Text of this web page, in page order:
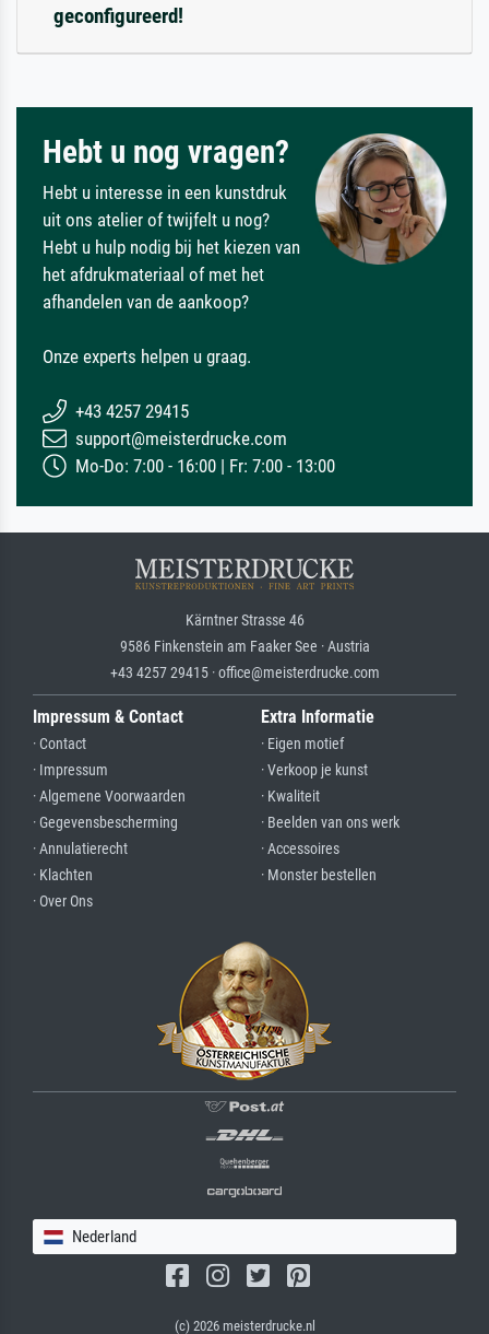
geconfigureerd!
Hebt u nog vragen?
Hebt u interesse in een kunstdruk
uit ons atelier of twijfelt u nog?
Hebt u hulp nodig bij het kiezen van
het afdrukmateriaal of met het
afhandelen van de aankoop?
Onze experts helpen u graag.
+43 4257 29415
support@meisterdrucke.com
Mo-Do: 7:00 - 16:00 | Fr: 7:00 - 13:00
Kärntner Strasse 46
9586 Finkenstein am Faaker See · Austria
+43 4257 29415 · office@meisterdrucke.com
Impressum & Contact
· Contact
· Impressum
· Algemene Voorwaarden
· Gegevensbescherming
· Annulatierecht
· Klachten
· Over Ons
Extra Informatie
· Eigen motief
· Verkoop je kunst
· Kwaliteit
· Beelden van ons werk
· Accessoires
· Monster bestellen
Nederland
(c) 2026 meisterdrucke.nl